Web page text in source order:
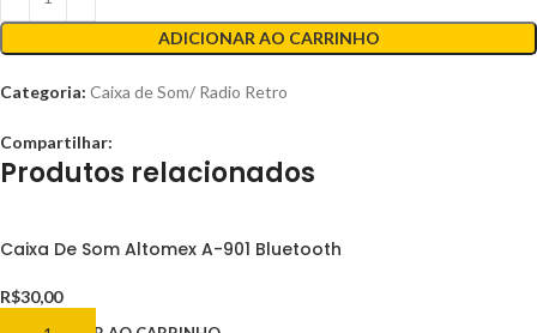
ADICIONAR AO CARRINHO
Categoria: Caixa de Som/ Radio Retro
Compartilhar:
Produtos relacionados
Caixa De Som Altomex A-901 Bluetooth
R$30,00